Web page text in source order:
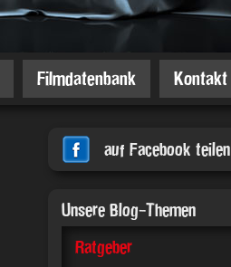
Filmdatenbank Kontakt
auf Facebook teilen
Unsere Blog-Themen
Ratgeber